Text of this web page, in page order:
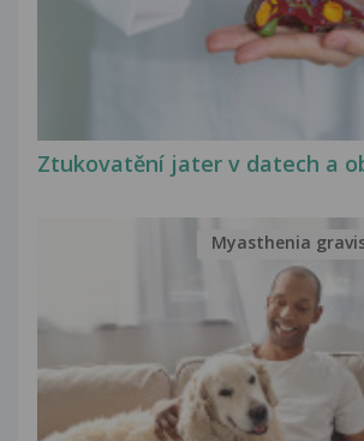
Ztukovatění jater v datech a
Myasthenia